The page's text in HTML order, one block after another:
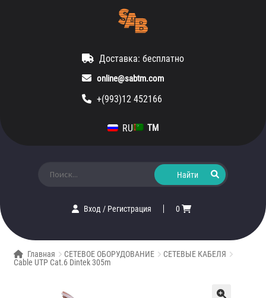
Доставка: бесплатно
online@sabtm.com
+(993)12 452166
RU TM
Вход/ Регистрация 0
Главная СЕТЕВОЕ ОБОРУДОВАНИЕ
СЕТЕВЫЕ КАБЕЛЯ
Cable UTP Cat.6 Dintek 305m